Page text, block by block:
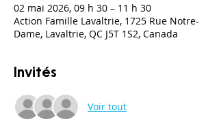
02 mai 2026, 09 h 30 – 11 h 30
Action Famille Lavaltrie, 1725 Rue Notre-
Dame, Lavaltrie, QC J5T 1S2, Canada
Invités
Voir tout